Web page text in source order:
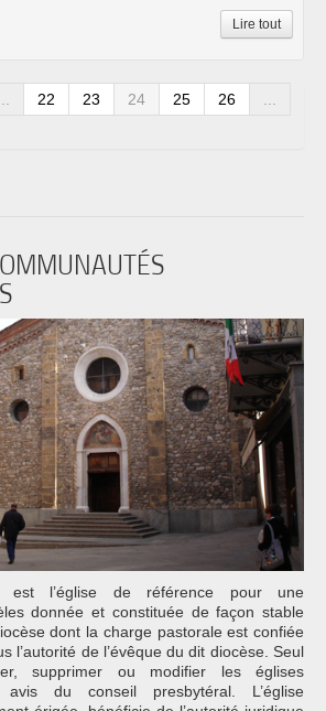
Lire tout
22 23 24 25 26
...
est l’église de référence pour une
donnée et constituée de façon stable
dont la charge pastorale est confiée
l’autorité de l’évêque du dit diocèse. Seul
supprimer ou modifier les églises
avis du conseil presbytéral. L’église